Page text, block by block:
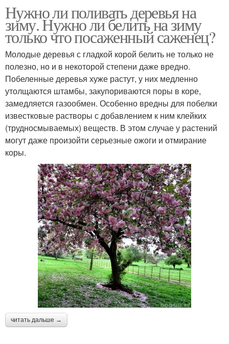
Нужно ли поливать деревья на
зиму. Нужно ли белить на зиму
только что посаженный саженец?
Молодые деревья с гладкой корой белить не только не
полезно, но и в некоторой степени даже вредно.
Побеленные деревья хуже растут, у них медленно
утолщаются штамбы, закупориваются поры в коре,
замедляется газообмен. Особенно вредны для побелки
известковые растворы с добавлением к ним клейких
(трудносмываемых) веществ. В этом случае у растений
могут даже произойти серьезные ожоги и отмирание
коры.
читать дальше →